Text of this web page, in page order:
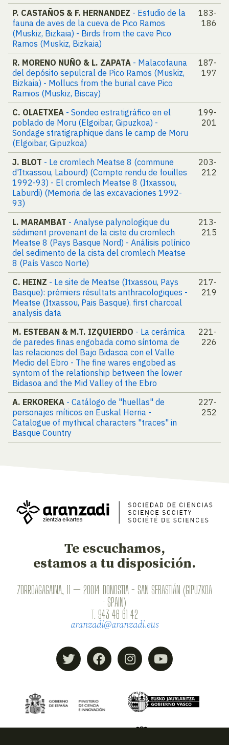
P. CASTAÑOS & F. HERNANDEZ - Estudio de la
fauna de aves de la cueva de Pico Ramos
(Muskiz, Bizkaia) - Birds from the cave Pico
Ramos (Muskiz, Bizkaia)
183-
186
R. MORENO NUÑO & L. ZAPATA - Malacofauna
del depósito sepulcral de Pico Ramos (Muskiz,
Bizkaia) - Mollucs from the burial cave Pico
Ramios (Muskiz, Biscay)
187-
197
C. OLAETXEA - Sondeo estratigráfico en el
poblado de Moru (Elgoibar, Gipuzkoa) -
Sondage stratigraphique dans le camp de Moru
(Elgoibar, Gipuzkoa)
199-
201
J. BLOT - Le cromlech Meatse 8 (commune
d'Itxassou, Labourd) (Compte rendu de fouilles
1992-93) - El cromlech Meatse 8 (Itxassou,
Laburdi) (Memoria de las excavaciones 1992-
93)
203-
212
L. MARAMBAT - Analyse palynologique du
sédiment provenant de la ciste du cromlech
Meatse 8 (Pays Basque Nord) - Análisis polínico
del sedimento de la cista del cromlech Meatse
8 (País Vasco Norte)
213-
215
C. HEINZ - Le site de Meatse (Itxassou, Pays
Basque): prémiers résultats anthracologiques -
Meatse (Itxassou, Pais Basque). first charcoal
analysis data
217-
219
M. ESTEBAN & M.T. IZQUIERDO - La cerámica
de paredes finas engobada como síntoma de
las relaciones del Bajo Bidasoa con el Valle
Medio del Ebro - The fine wares engobed as
syntom of the relationship between the lower
Bidasoa and the Mid Valley of the Ebro
221-
226
A. ERKOREKA - Catálogo de "huellas" de
personajes míticos en Euskal Herria -
Catalogue of mythical characters "traces" in
Basque Country
227-
252
Te escuchamos,
estamos a tu disposición.
ZORROAGAGAINA, 11 — 20014 DONOSTIA - SAN SEBASTIÁN (GIPUZKOA
· SPAIN)
T. 943 46 61 42
aranzadi@aranzadi.eus